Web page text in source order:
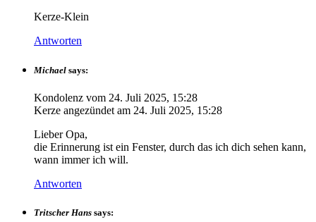
Kerze-Klein
Antworten
Michael says:
Kondolenz vom 24. Juli 2025, 15:28
Kerze angezündet am 24. Juli 2025, 15:28
Lieber Opa,
die Erinnerung ist ein Fenster, durch das ich dich sehen kann,
wann immer ich will.
Antworten
Tritscher Hans says: